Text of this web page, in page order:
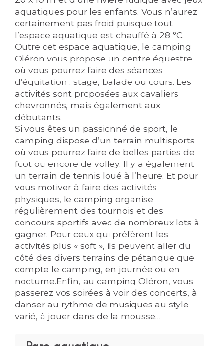
aquatiques pour les enfants. Vous n’aurez
certainement pas froid puisque tout
l’espace aquatique est chauffé à 28 °C.
Outre cet espace aquatique, le camping
Oléron vous propose un centre équestre
où vous pourrez faire des séances
d’équitation : stage, balade ou cours. Les
activités sont proposées aux cavaliers
chevronnés, mais également aux
débutants.
Si vous êtes un passionné de sport, le
camping dispose d’un terrain multisports
où vous pourrez faire de belles parties de
foot ou encore de volley. Il y a également
un terrain de tennis loué à l’heure. Et pour
vous motiver à faire des activités
physiques, le camping organise
régulièrement des tournois et des
concours sportifs avec de nombreux lots à
gagner. Pour ceux qui préfèrent les
activités plus « soft », ils peuvent aller du
côté des divers terrains de pétanque que
compte le camping, en journée ou en
nocturne.Enfin, au camping Oléron, vous
passerez vos soirées à voir des concerts, à
danser au rythme de musiques au style
varié, à jouer dans de la mousse…